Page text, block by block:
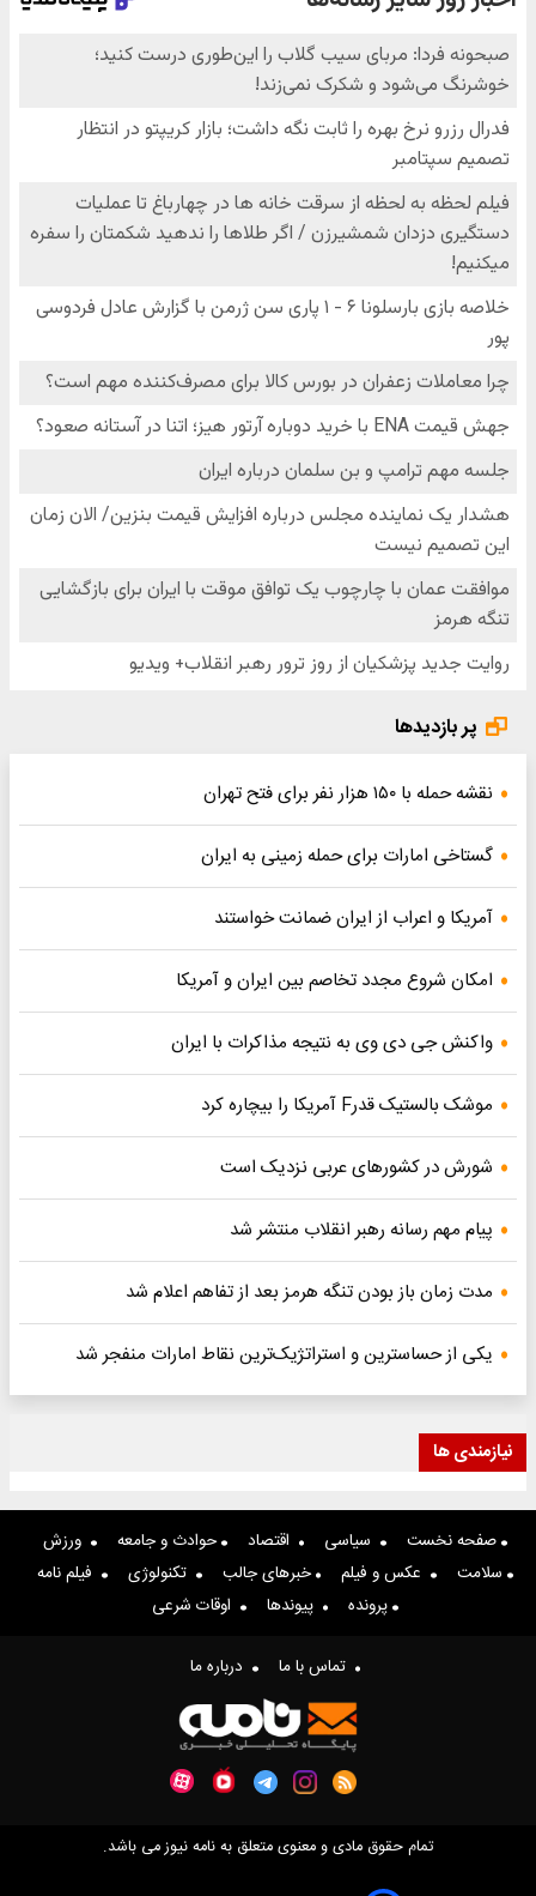
پر بازدیدها
نقشه حمله با ۱۵۰ هزار نفر برای فتح تهران
گستاخی امارات برای حمله زمینی به ایران
آمریکا و اعراب از ایران ضمانت خواستند
امکان شروع مجدد تخاصم‌ بین ایران و آمریکا
واکنش جی دی وی به نتیجه مذاکرات با ایران
موشک بالستیک قدرF آمریکا را بیچاره کرد
شورش در کشورهای عربی نزدیک است
پیام مهم رسانه رهبر انقلاب منتشر شد
مدت زمان باز بودن تنگه هرمز بعد از تفاهم اعلام شد
یکی از حساسترین و استراتژیک‌ترین نقاط امارات منفجر شد
نیازمندی ها
صفحه نخست سیاسی اقتصاد حوادث و جامعه
ورزش
سلامت
عکس و فیلم خبرهای جالب تکنولوژی
فیلم نامه
پرونده
پیوندها اوقات شرعی
تماس با ما درباره ما
تمام حقوق مادی و معنوی متعلق به نامه نیوز می باشد.